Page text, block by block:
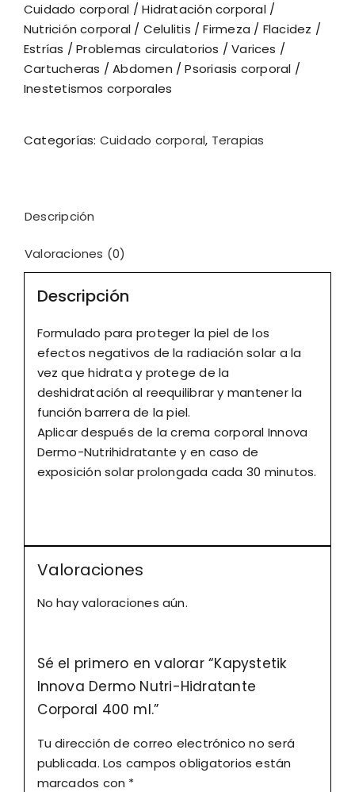
Cuidado corporal / Hidratación corporal /
Nutrición corporal / Celulitis / Firmeza / Flacidez /
Estrías / Problemas circulatorios / Varices /
Cartucheras / Abdomen / Psoriasis corporal /
Inestetismos corporales
Categorías: Cuidado corporal, Terapias
Descripción
Valoraciones (0)
Descripción
Formulado para proteger la piel de los
efectos negativos de la radiación solar a la
vez que hidrata y protege de la
deshidratación al reequilibrar y mantener la
función barrera de la piel.
Aplicar después de la crema corporal Innova
Dermo-Nutrihidratante y en caso de
exposición solar prolongada cada 30 minutos.
Valoraciones
No hay valoraciones aún.
Sé el primero en valorar “Kapystetik
Innova Dermo Nutri-Hidratante
Corporal 400 ml.”
Tu dirección de correo electrónico no será
publicada. Los campos obligatorios están
marcados con *